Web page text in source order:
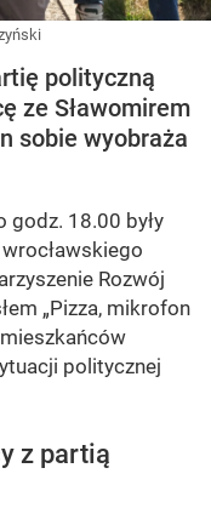
polityczną
ze Sławomirem
sobie wyobraża
godz. 18.00 były
Rozwój
„Pizza, mikrofon
politycznej
z partią